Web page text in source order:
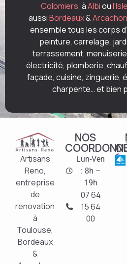
Colomiers, àAlbiou
aussiBordeaux&Arcachon
ensemble tous les corps
peinture, carrelage,
terrassement,
électricité, plomberie,
façade, cuisine, zinguerie,
charpente… et bien
Artisans
Reno,
entreprise
de
rénovation
à
Toulouse,
Bordeaux
&
NOS
Lun-Ven
: 8h –
19h
07 64
15 64
00